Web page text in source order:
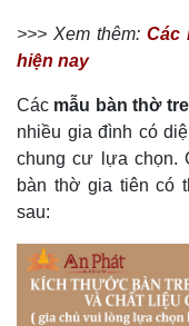
>>> Xem thêm:Các
hiện nay
Các mẫu bàn thờ
nhiều gia đình có
chung cư lựa chọn.
bàn thờ gia tiên có
sau: